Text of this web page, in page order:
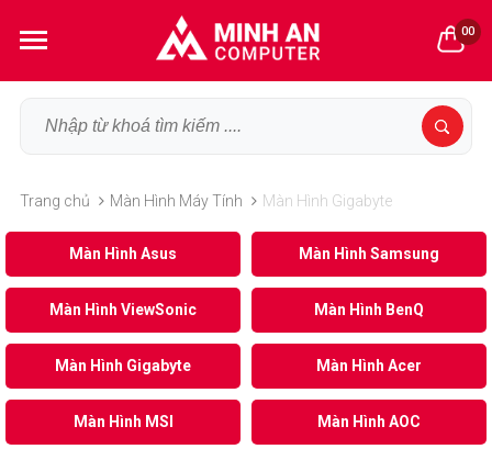
00
Trang chủ Màn Hình Máy Tính Màn Hình Gigabyte
Màn Hình Asus Màn Hình Samsung
Màn Hình ViewSonic Màn Hình BenQ
Màn Hình Gigabyte Màn Hình Acer
Màn Hình MSI Màn Hình AOC